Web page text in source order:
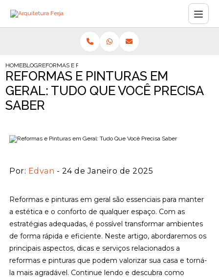
HOMEBLOGREFORMAS E PINTURAS EM GERAL: TUDO QUE VOCÊ PRECISA
REFORMAS E PINTURAS EM
GERAL: TUDO QUE VOCÊ PRECISA
SABER
Por: Edvan - 24 de Janeiro de 2025
Reformas e pinturas em geral são essenciais para manter
a estética e o conforto de qualquer espaço. Com as
estratégias adequadas, é possível transformar ambientes
de forma rápida e eficiente. Neste artigo, abordaremos os
principais aspectos, dicas e serviços relacionados a
reformas e pinturas que podem valorizar sua casa e torná-
la mais agradável. Continue lendo e descubra como